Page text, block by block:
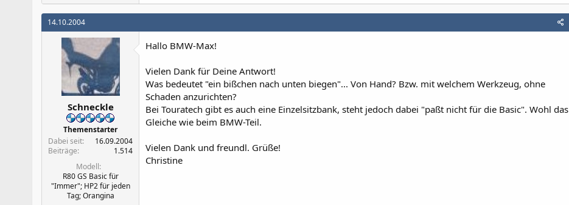
14.10.2004
Schneckle
Themenstarter
Dabei seit
16.09.2004
Beiträge
1.514
Modell
R80 GS Basic für
"Immer"; HP2 für jeden
Tag; Orangina
Hallo BMW-Max!
Vielen Dank für Deine Antwort!
Was bedeutet "ein bißchen nach unten biegen"... Von Hand? Bzw. mit welchem Werkzeug, ohne
Schaden anzurichten?
Bei Touratech gibt es auch eine Einzelsitzbank, steht jedoch dabei "paßt nicht für die Basic". Wohl das
Gleiche wie beim BMW-Teil.
Vielen Dank und freundl. Grüße!
Christine